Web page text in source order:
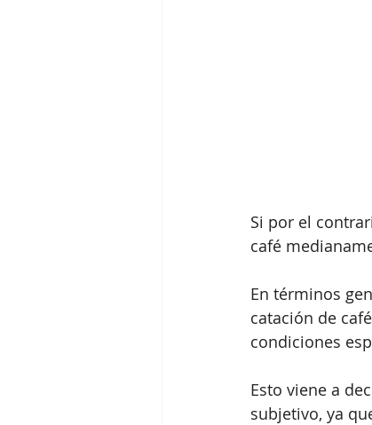
Si por el
café
En términos
catación de
condiciones
Esto viene a
subjetivo, ya